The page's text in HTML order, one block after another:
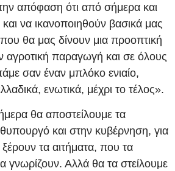
απόφαση ότι από σήμερα και
να ικανοποιηθούν βασικά μας
που θα μας δίνουν μια προοπτική
αγροτική παραγωγή και σε όλους
σαν έναν μπλόκο ενιαίο,
ενωτικά, μέχρι το τέλος».
θα αποστείλουμε τα
και στην κυβέρνηση, για
τα αιτήματα, που τα
γνωρίζουν. Αλλά θα τα στείλουμε